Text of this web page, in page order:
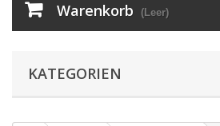
Warenkorb (Leer)
KATEGORIEN